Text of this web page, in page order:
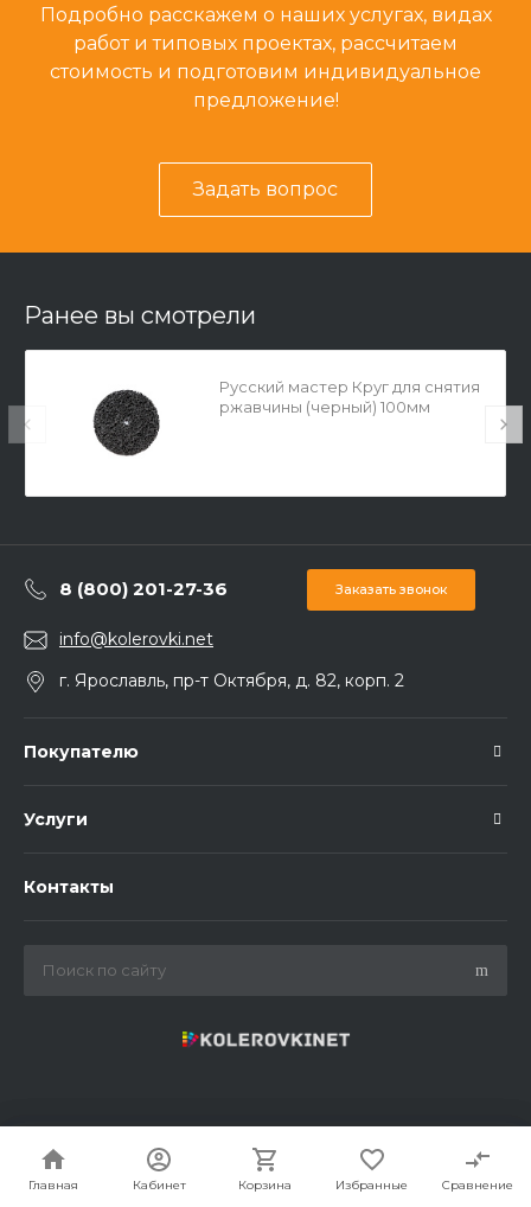
Главная Кабинет Корзина Избранные Сравнение
Главная Кабинет Корзина Избранные Сравнение
Подробно расскажем о наших услугах, видах
работ и типовых проектах, рассчитаем
стоимость и подготовим индивидуальное
предложение!
Задать вопрос
Ранее вы смотрели
Русский мастер Круг для снятия
ржавчины (черный) 100мм
8 (800) 201-27-36 Заказать звонок
info@kolerovki.net
г. Ярославль, пр-т Октября, д. 82, корп. 2
Покупателю
Услуги
Контакты
© 2021 - 2026 Колеровки.Нет. Все права защищены.